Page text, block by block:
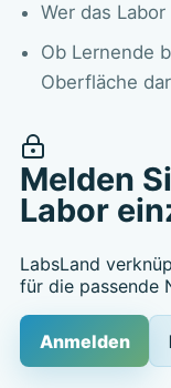
Wer das
Ob Lernende
Oberfläche
Melden
Labor
LabsLand
für die passende
Anmelden